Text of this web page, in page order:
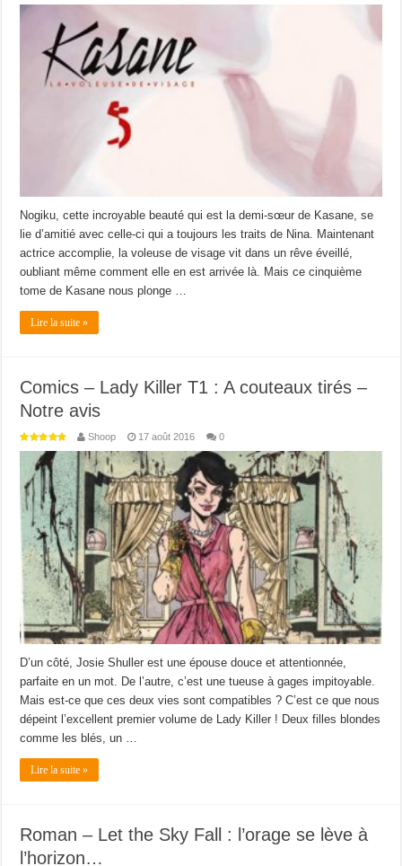
Nogiku, cette incroyable beauté qui est la demi-sœur de Kasane, se
lie d’amitié avec celle-ci qui a toujours les traits de Nina. Maintenant
actrice accomplie, la voleuse de visage vit dans un rêve éveillé,
oubliant même comment elle en est arrivée là. Mais ce cinquième
tome de Kasane nous plonge …
Lire la suite »
Comics – Lady Killer T1 : A couteaux tirés –
Notre avis
Shoop 17 août 2016 0
D’un côté, Josie Shuller est une épouse douce et attentionnée,
parfaite en un mot. De l’autre, c’est une tueuse à gages impitoyable.
Mais est-ce que ces deux vies sont compatibles ? C’est ce que nous
dépeint l’excellent premier volume de Lady Killer ! Deux filles blondes
comme les blés, un …
Lire la suite »
Roman – Let the Sky Fall : l’orage se lève à
l’horizon…